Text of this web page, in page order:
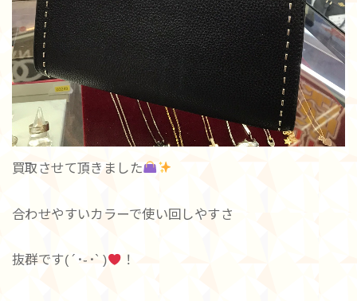
買取させて頂きました
合わせやすいカラーで使い回しやすさ
抜群です( ´･֊･` ) ！